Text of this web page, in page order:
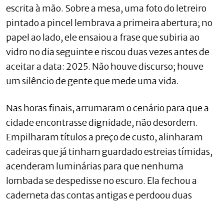
escrita à mão. Sobre a mesa, uma foto do letreiro
pintado a pincel lembrava a primeira abertura; no
papel ao lado, ele ensaiou a frase que subiria ao
vidro no dia seguinte e riscou duas vezes antes de
aceitar a data: 2025. Não houve discurso; houve
um silêncio de gente que mede uma vida.
Nas horas finais, arrumaram o cenário para que a
cidade encontrasse dignidade, não desordem.
Empilharam títulos a preço de custo, alinharam
cadeiras que já tinham guardado estreias tímidas,
acenderam luminárias para que nenhuma
lombada se despedisse no escuro. Ela fechou a
caderneta das contas antigas e perdoou duas